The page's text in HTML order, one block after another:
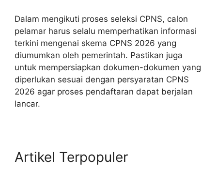
Dalam mengikuti proses seleksi CPNS, calon
pelamar harus selalu memperhatikan informasi
terkini mengenai skema CPNS 2026 yang
diumumkan oleh pemerintah. Pastikan juga
untuk mempersiapkan dokumen-dokumen yang
diperlukan sesuai dengan persyaratan CPNS
2026 agar proses pendaftaran dapat berjalan
lancar.
Artikel Terpopuler